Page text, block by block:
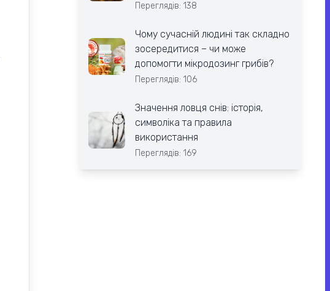
Переглядів: 138
Чому сучасній людині так складно
зосередитися – чи може
допомогти мікродозинг грибів?
Переглядів: 106
Значення ловця снів: історія,
символіка та правила
використання
Переглядів: 169